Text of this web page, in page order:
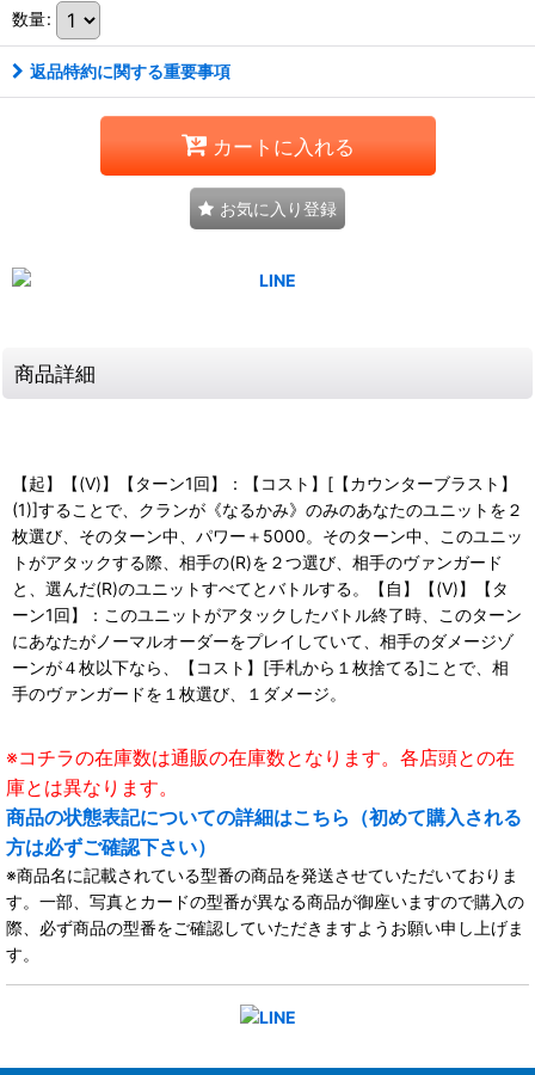
数量:
返品特約に関する重要事項
カートに入れる
お気に入り登録
商品詳細
【起】【(V)】【ターン1回】：【コスト】[【カウンターブラスト】
(1)]することで、クランが《なるかみ》のみのあなたのユニットを２
枚選び、そのターン中、パワー＋5000。そのターン中、このユニッ
トがアタックする際、相手の(R)を２つ選び、相手のヴァンガード
と、選んだ(R)のユニットすべてとバトルする。【自】【(V)】【タ
ーン1回】：このユニットがアタックしたバトル終了時、このターン
にあなたがノーマルオーダーをプレイしていて、相手のダメージゾ
ーンが４枚以下なら、【コスト】[手札から１枚捨てる]ことで、相
手のヴァンガードを１枚選び、１ダメージ。
※コチラの在庫数は通販の在庫数となります。各店頭との在
庫とは異なります。
商品の状態表記についての詳細はこちら（初めて購入される
方は必ずご確認下さい）
※商品名に記載されている型番の商品を発送させていただいておりま
す。一部、写真とカードの型番が異なる商品が御座いますので購入の
際、必ず商品の型番をご確認していただきますようお願い申し上げま
す。